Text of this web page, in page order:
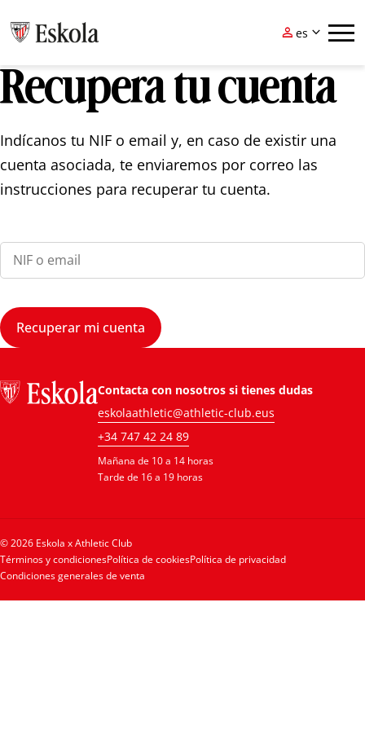
 es 
eu
es

Recupera tu cuenta
Indícanos tu NIF o email y, en caso de existir una
cuenta asociada, te enviaremos por correo las
instrucciones para recuperar tu cuenta.
n
i
Recuperar mi cuenta
Contacta con nosotros si tienes dudas
eskolaathletic@athletic-club.eus
+34 747 42 24 89
Mañana de 10 a 14 horas
Tarde de 16 a 19 horas
© 2026 Eskola x Athletic Club
Términos y condicionesPolítica de cookiesPolítica de privacidad
Condiciones generales de venta